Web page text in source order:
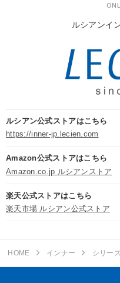
ルシアンイ
ルシアン公式ストアはこちら
https://inner-jp.lecien.com
Amazon公式ストアはこちら
Amazon.co.jp ルシアンストア
楽天公式ストアはこちら
楽天市場 ルシアン公式ストア
HOME インナー シリー